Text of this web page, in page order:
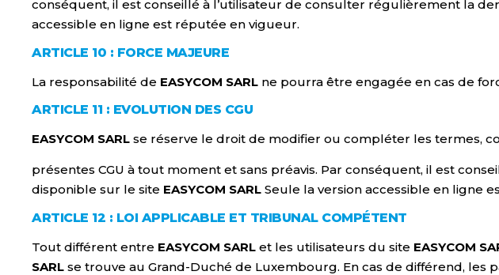
conséquent, il est conseillé à l’utilisateur de consulter régulièrement la
accessible en ligne est réputée en vigueur.
ARTICLE 10 : FORCE MAJEURE
La responsabilité de EASYCOM SARL ne pourra être engagée en cas de
ARTICLE 11 : EVOLUTION DES CGU
EASYCOM SARL se réserve le droit de modifier ou compléter les termes,
présentes CGU à tout moment et sans préavis. Par conséquent, il est
disponible sur le site EASYCOM SARL Seule la version accessible en ligne
ARTICLE 12 : LOI APPLICABLE ET TRIBUNAL COMPÉTENT
Tout différent entre EASYCOM SARL et les utilisateurs du site EASYCOM
SARL se trouve au Grand-Duché de Luxembourg. En cas de différend, les